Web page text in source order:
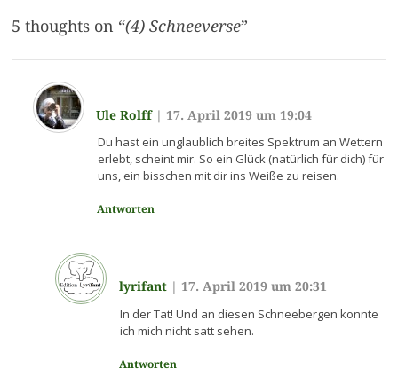
5 thoughts on “(4) Schneeverse”
Ule Rolff| 17. April 2019 um 19:04
Du hast ein unglaublich breites Spektrum an Wettern
erlebt, scheint mir. So ein Glück (natürlich für dich) für
uns, ein bisschen mit dir ins Weiße zu reisen.
Antworten
lyrifant| 17. April 2019 um 20:31
In der Tat! Und an diesen Schneebergen konnte
ich mich nicht satt sehen.
Antworten